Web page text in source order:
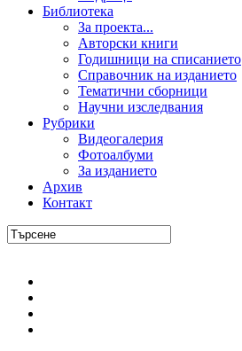
Библиотека
За проекта...
Авторски книги
Годишници на списанието
Справочник на изданието
Тематични сборници
Научни изследвания
Рубрики
Видеогалерия
Фотоалбуми
За изданието
Архив
Контакт